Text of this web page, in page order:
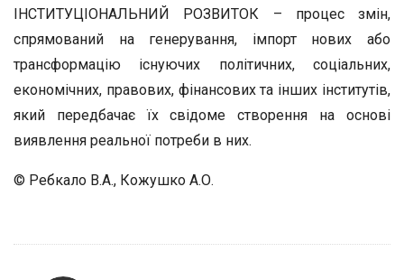
ІНСТИТУЦІОНАЛЬНИЙ РОЗВИТОК – процес змін,
спрямований на генерування, імпорт нових або
трансформацію існуючих політичних, соціальних,
економічних, правових, фінансових та інших інститутів,
який передбачає їх свідоме створення на основі
виявлення реальної потреби в них.
© Ребкало В.А., Кожушко А.О.